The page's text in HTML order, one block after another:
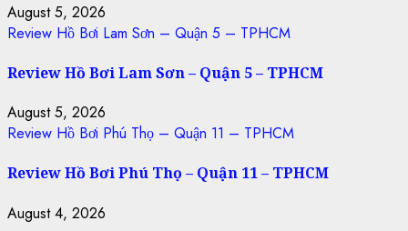
August 5, 2026
Review Hồ Bơi Lam Sơn – Quận 5 – TPHCM
Review Hồ Bơi Lam Sơn – Quận 5 – TPHCM
August 5, 2026
Review Hồ Bơi Phú Thọ – Quận 11 – TPHCM
Review Hồ Bơi Phú Thọ – Quận 11 – TPHCM
August 4, 2026